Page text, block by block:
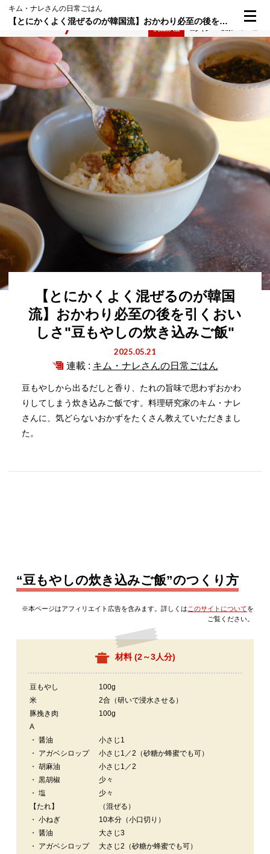
キム・ナレさんの日常ごはん
【とにかくよく混ぜるのが韓国流】おかわり必至の後を引くおいしさ"豆もやしの炊き込みご飯"
【とにかくよく混ぜるのが韓国
流】おかわり必至の後を引くおい
しさ"豆もやしの炊き込みご飯"
2025.05.21
連載 : キム・ナレさんの日常ごはん
豆もやしから出るだしと香り、たれの旨味で思わずおかわ
りしてしまう炊き込みご飯です。料理研究家のキム・ナレ
さんに、気どらないおかずをたくさん教えていただきまし
た。
“豆もやしの炊き込みご飯”のつくり方
※本ページはアフィリエイト広告を含みます。詳しくは このサイトについてを
ご覧ください。
材料 (2～3人分)
豆もやし
100g
米
2合（研いで浸水させる）
豚挽き肉
100g
A
・ 醤油
小さじ1
・ アガベシロップ
小さじ1／2（砂糖か蜂蜜でも可）
・ 胡麻油
小さじ1／2
・ 黒胡椒
少々
・ 塩
少々
【たれ】
（混ぜる）
・ 小ねぎ
10本分（小口切り）
・ 醤油
大さじ3
・ アガベシロップ
大さじ2（砂糖か蜂蜜でも可）